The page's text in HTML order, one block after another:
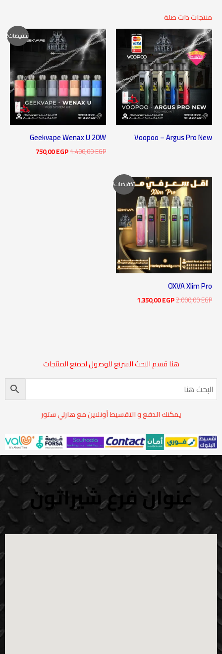
منتجات ذات صلة
Voopoo – Argus Pro New
تخفيضات!
Geekvape Wenax U 20W
1.400,00EGP
السعر
الأصلي
هو:
1.400,00 EGP.
750,00EGP
السعر
الحالي
تخفيضات!
OXVA Xlim Pro
2.000,00EGP
السعر
الأصلي
هو:
2.000,00 EGP.
1.350,00EGP
السعر
الحالي
هو:
1.350,00 EGP.
هنا قسم البحث السريع للوصول لجميع المنتجات
يمكنك الدفع و التقسيط أونلاين مع هارلي ستور
عنوان فرع شيراتون